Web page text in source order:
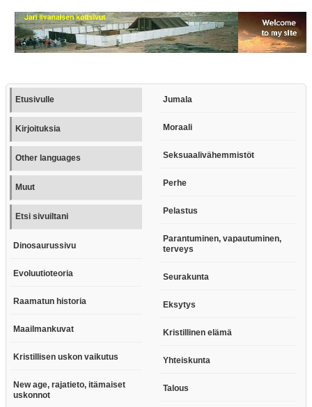
Etusivulle
Kirjoituksia
Other languages
Muut
Etsi sivuiltani
Dinosaurussivu
Evoluutioteoria
Raamatun historia
Maailmankuvat
Kristillisen uskon vaikutus
New age, rajatieto, itämaiset
uskonnot
Jumala
Moraali
Seksuaalivähemmistöt
Perhe
Pelastus
Parantuminen, vapautuminen,
terveys
Seurakunta
Eksytys
Kristillinen elämä
Yhteiskunta
Talous